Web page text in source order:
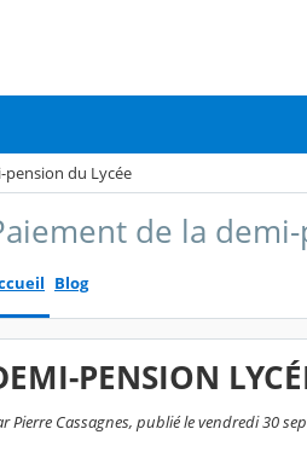
pension du Lycée
de la
Blog
PENSION
Pierre Cassagnes, publié le vendredi 30